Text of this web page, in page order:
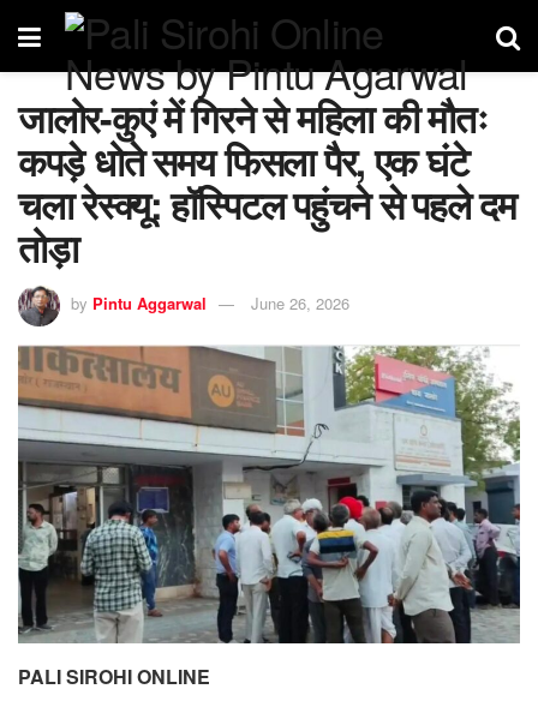
जालोर-कुएं में गिरने से महिला की मौतः
कपड़े धोते समय फिसला पैर, एक घंटे
चला रेस्क्यू: हॉस्पिटल पहुंचने से पहले दम
तोड़ा
by Pintu Aggarwal June 26, 2026
PALI SIROHI ONLINE